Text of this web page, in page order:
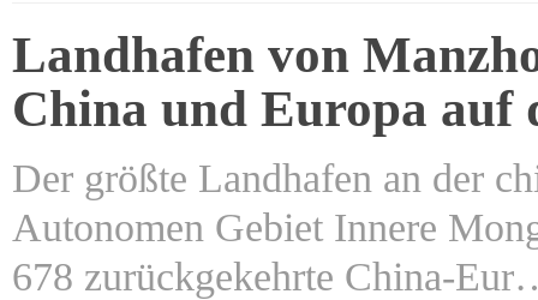
Landhafen von
China und Europa auf
Der größte Landhafen an der
Autonomen Gebiet Innere
678 zurückgekehrte China-